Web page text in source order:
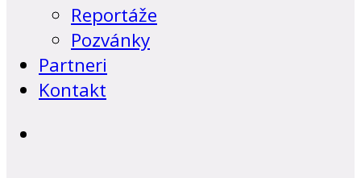
Reportáže
Pozvánky
Partneri
Kontakt